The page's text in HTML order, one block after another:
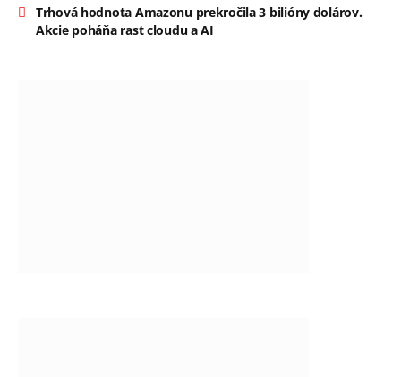
Trhová hodnota Amazonu prekročila 3 bilióny dolárov.
Akcie poháňa rast cloudu a AI